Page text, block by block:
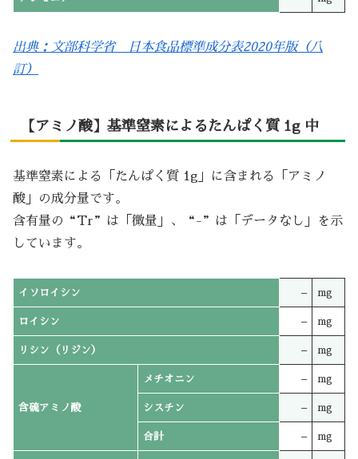
出典：文部科学省 日本食品標準成分表2020年版（八
訂）
【アミノ酸】基準窒素によるたんぱく質 1g 中
基準窒素による「たんぱく質 1g」に含まれる「アミノ
酸」の成分量です。
含有量の“Tr”は「微量」、“-”は「データなし」を示
しています。
イソロイシン – mg
ロイシン – mg
リシン（リジン） – mg
含硫アミノ酸
メチオニン – mg
シスチン – mg
合計 – mg